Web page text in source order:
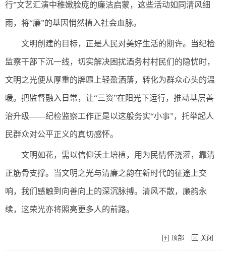
行”文艺汇演中稚嫩脸庞的廉洁启蒙，这些活动如同清风细
雨，将“廉”的基因悄然植入社会血脉。
文明创建的目标，正是人民对美好生活的期许。当纪检
监察干部下沉一线，切实解决困扰酒务村村民们的隐忧时，
文明之光便从厚重的牌匾上轻盈洒落，转化为群众心头的温
暖。把监督融入日常，让“三资”在阳光下运行，推动基层善
治升级——纪检监察工作正是以这般务实“小事”，托举起人
民群众对公平正义的真切感怀。
文明如花，需以信仰沃土培植，用为民情怀浇灌，靠清
正筋骨支撑。当文明之光与清廉之韵在新时代的征途上交
响，我们感触到向善向上的深沉脉搏。清风不散，廉韵永
续，这荣光亦将照亮更多人的前路。
顶部 关闭